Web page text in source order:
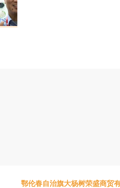
理事单位
鄂伦春自治旗大杨树荣盛商贸